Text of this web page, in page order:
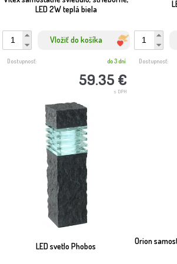
LED 2W teplá biela
Vložiť do košíka
59.35 €
s DPH
Dostupnosť: do 3 dní Dostupnosť:
LED svetlo Phobos
Orion